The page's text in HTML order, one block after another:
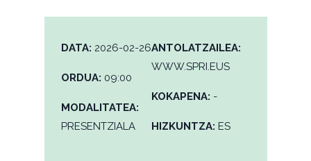
DATA: 2026-02-26
ORDUA: 09:00
MODALITATEA:
PRESENTZIALA
ANTOLATZAILEA:
WWW.SPRI.EUS
KOKAPENA: -
HIZKUNTZA: ES